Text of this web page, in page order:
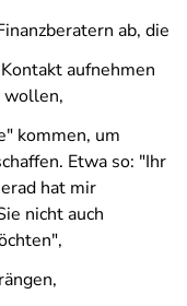
ab, die
aufnehmen
wollen,
kommen, um
Etwa so: "Ihr
hat mir
nicht auch